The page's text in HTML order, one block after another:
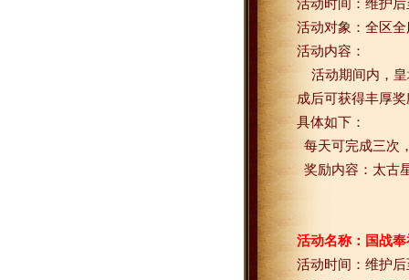
活动时间：维护后
活动对象：全区全
活动内容：
活动期间内，
成后可获得丰厚
具体如下：
每天可完成三次
奖励内容：太古
活动名称：国战
活动时间：维护后